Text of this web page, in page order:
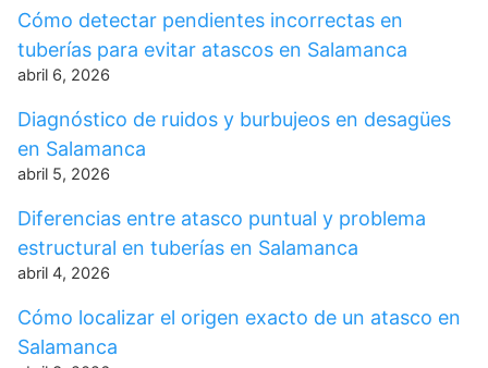
Cómo detectar pendientes incorrectas en
tuberías para evitar atascos en Salamanca
abril 6, 2026
Diagnóstico de ruidos y burbujeos en desagües
en Salamanca
abril 5, 2026
Diferencias entre atasco puntual y problema
estructural en tuberías en Salamanca
abril 4, 2026
Cómo localizar el origen exacto de un atasco en
Salamanca